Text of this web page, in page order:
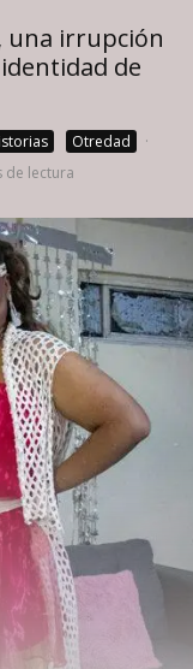
una irrupción
de
Otredad
·
de lectura